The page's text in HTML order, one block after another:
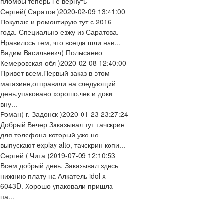
Сергей( Саратов )2020-02-09 13:41:00
Покупаю и ремонтирую тут с 2016
года. Специально езжу из Саратова.
Нравилось тем, что всегда шли нав...
Вадим Васильевич( Полысаево
Кемеровская обл )2020-02-08 12:40:00
Привет всем.Первый заказ в этом
магазине,отправили на следующий
день,упаковано хорошо,чек и доки
вну...
Роман( г. Задонск )2020-01-23 23:27:24
Добрый Вечер Заказывал тут тачскрин
для телефона который уже не
выпускают explay alto, тачскрин копи...
Сергей ( Чита )2019-07-09 12:10:53
Всем добрый день. Заказывал здесь
нижнию плату на Алкатель idol x
6043D. Хорошо упаковали пришла
па...